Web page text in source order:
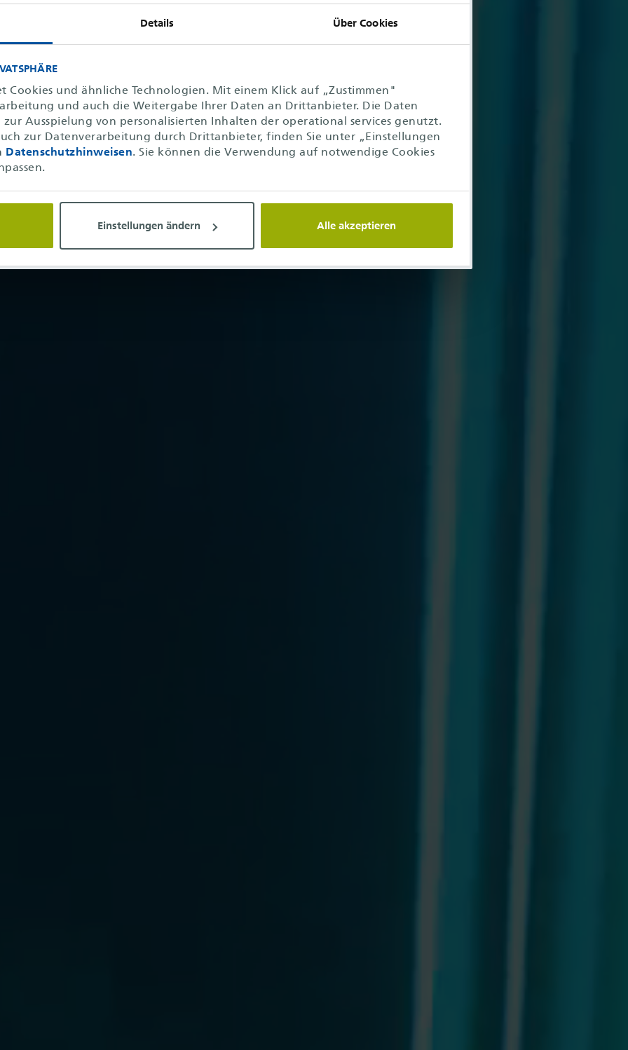
Details Über Cookies
Cookies und ähnliche Technologien. Mit einem Klick auf „Zustimmen"
und auch die Weitergabe Ihrer Daten an Drittanbieter. Die Daten
Ausspielung von personalisierten Inhalten der operational services genutzt.
zur Datenverarbeitung durch Drittanbieter, finden Sie unter „Einstellungen
Datenschutzhinweisen. Sie können die Verwendung auf notwendige Cookies
Einstellungen ändern Alle akzeptieren
Aus